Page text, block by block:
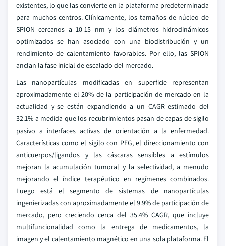
existentes, lo que las convierte en la plataforma predeterminada
para muchos centros. Clínicamente, los tamaños de núcleo de
SPION cercanos a 10-15 nm y los diámetros hidrodinámicos
optimizados se han asociado con una biodistribución y un
rendimiento de calentamiento favorables. Por ello, las SPION
anclan la fase inicial de escalado del mercado.
Las nanopartículas modificadas en superficie representan
aproximadamente el 20% de la participación de mercado en la
actualidad y se están expandiendo a un CAGR estimado del
32.1% a medida que los recubrimientos pasan de capas de sigilo
pasivo a interfaces activas de orientación a la enfermedad.
Características como el sigilo con PEG, el direccionamiento con
anticuerpos/ligandos y las cáscaras sensibles a estímulos
mejoran la acumulación tumoral y la selectividad, a menudo
mejorando el índice terapéutico en regímenes combinados.
Luego está el segmento de sistemas de nanopartículas
ingenierizadas con aproximadamente el 9.9% de participación de
mercado, pero creciendo cerca del 35.4% CAGR, que incluye
multifuncionalidad como la entrega de medicamentos, la
imagen y el calentamiento magnético en una sola plataforma. El